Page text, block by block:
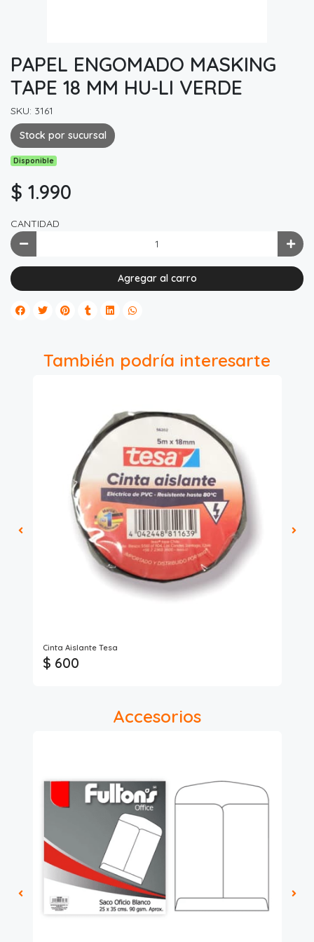
PAPEL ENGOMADO MASKING
TAPE 18 MM HU-LI VERDE
SKU: 3161
Stock por sucursal
Disponible
$ 1.990
CANTIDAD
Agregar al carro
También podría interesarte
Cinta Aislante Tesa
$ 600
Accesorios